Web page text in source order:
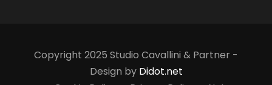
Copyright 2025 Studio Cavallini & Partner -
Design by Didot.net